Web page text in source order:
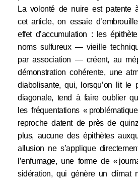
La volonté de nuire est patente
cet article, on essaie
effet d’accumulation : les
noms sulfureux — vieille
par association — créent, au
démonstration cohérente, une
diabolisante, qui, lorsqu’on lit le
diagonale, tend à faire oublier
les fréquentations «
reproche datent de près de
plus, aucune des épithètes
allusion ne s’applique
l’enfumage, une forme de «
sidération, qui génère un climat